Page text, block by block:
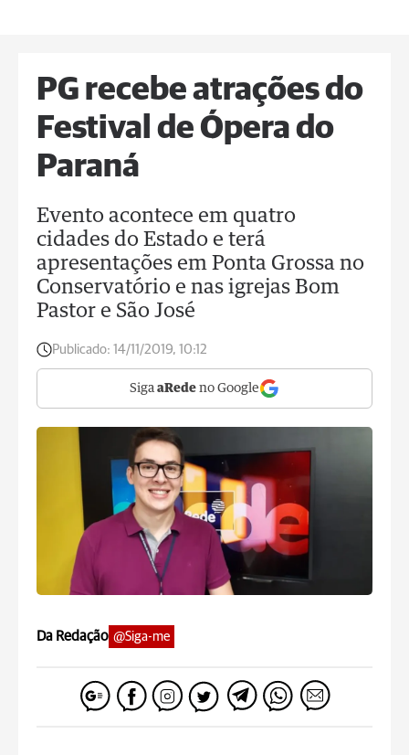
PG recebe atrações do
Festival de Ópera do
Paraná
Evento acontece em quatro
cidades do Estado e terá
apresentações em Ponta Grossa no
Conservatório e nas igrejas Bom
Pastor e São José
Publicado: 14/11/2019, 10:12
Siga aRede no Google
Da Redação @Siga-me